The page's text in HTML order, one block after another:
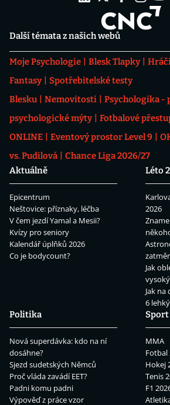
Další témata z našich webů
Moje Psychologie Blesk Tlapky
Fantasy
Spotřebitelské testy
Blesku
Nemovitosti
Psychologika -
psychologické mýty
Fotbalové
ONLINE
Eventový prostor Level 9
vs. Pudilová
Chance Liga 2026/27
Aktuálně
Epicentrum
Neštovice: příznaky, léčba
V čem jezdí Yamal a Mesii?
Kvízy pro seniory
Kalendář úplňků 2026
Co je bodycount?
Léto
2026
Jak
Jak
6
Politika
Nová superdávka: kdo na ní
dosáhne?
Sjezd sudetských Němců
Proč vláda zavádí EET?
Padni komu padni
Výpověď z práce vzor
MMA
Fotbal
Hokej
Tenis
F1